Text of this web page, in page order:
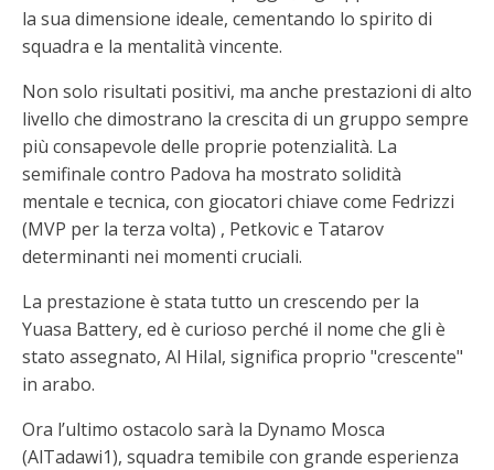
la sua dimensione ideale, cementando lo spirito di
squadra e la mentalità vincente.
Non solo risultati positivi, ma anche prestazioni di alto
livello che dimostrano la crescita di un gruppo sempre
più consapevole delle proprie potenzialità. La
semifinale contro Padova ha mostrato solidità
mentale e tecnica, con giocatori chiave come Fedrizzi
(MVP per la terza volta) , Petkovic e Tatarov
determinanti nei momenti cruciali.
La prestazione è stata tutto un crescendo per la
Yuasa Battery, ed è curioso perché il nome che gli è
stato assegnato, Al Hilal, significa proprio "crescente"
in arabo.
Ora l’ultimo ostacolo sarà la Dynamo Mosca
(AlTadawi1), squadra temibile con grande esperienza